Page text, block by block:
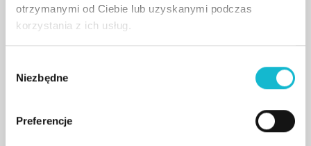
otrzymanymi od Ciebie lub uzyskanymi podczas
korzystania z ich usług.
Niezbędne
Preferencje
pielęgniarka oraz koordynator badań klinicznych.
CM Medyk. Odpowiedzialna za nadzorowanie i
zarządzanie zespołem w trzech Ośrodkach, gdzie
których uczestniczyło ponad 1000 pacjentów.